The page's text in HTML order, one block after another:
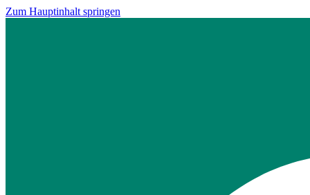
Zum Hauptinhalt springen